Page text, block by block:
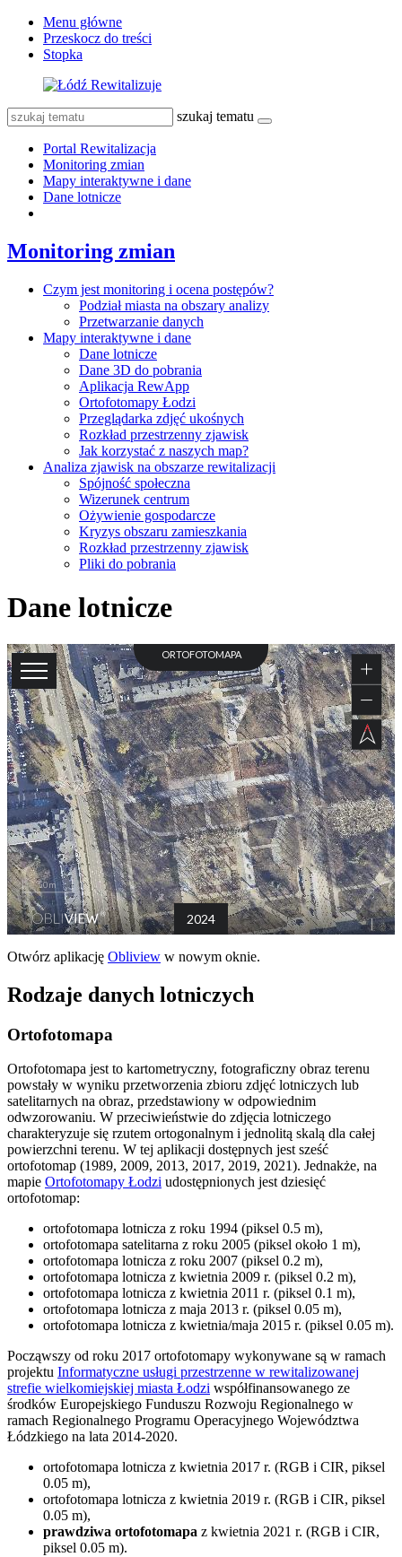
Menu główne
Przeskocz do treści
Stopka
szukaj tematu
Portal Rewitalizacja
Monitoring zmian
Mapy interaktywne i dane
Dane lotnicze
Monitoring zmian
Czym jest monitoring i ocena postępów?
Podział miasta na obszary analizy
Przetwarzanie danych
Mapy interaktywne i dane
Dane lotnicze
Dane 3D do pobrania
Aplikacja RewApp
Ortofotomapy Łodzi
Przeglądarka zdjęć ukośnych
Rozkład przestrzenny zjawisk
Jak korzystać z naszych map?
Analiza zjawisk na obszarze rewitalizacji
Spójność społeczna
Wizerunek centrum
Ożywienie gospodarcze
Kryzys obszaru zamieszkania
Rozkład przestrzenny zjawisk
Pliki do pobrania
Dane lotnicze
Otwórz aplikację Obliview w nowym oknie.
Rodzaje danych lotniczych
Ortofotomapa
Ortofotomapa jest to kartometryczny, fotograficzny obraz terenu
powstały w wyniku przetworzenia zbioru zdjęć lotniczych lub
satelitarnych na obraz, przedstawiony w odpowiednim
odwzorowaniu. W przeciwieństwie do zdjęcia lotniczego
charakteryzuje się rzutem ortogonalnym i jednolitą skalą dla całej
powierzchni terenu. W tej aplikacji dostępnych jest sześć
ortofotomap (1989, 2009, 2013, 2017, 2019, 2021). Jednakże, na
mapie Ortofotomapy Łodzi udostępnionych jest dziesięć
ortofotomap:
ortofotomapa lotnicza z roku 1994 (piksel 0.5 m),
ortofotomapa satelitarna z roku 2005 (piksel około 1 m),
ortofotomapa lotnicza z roku 2007 (piksel 0.2 m),
ortofotomapa lotnicza z kwietnia 2009 r. (piksel 0.2 m),
ortofotomapa lotnicza z kwietnia 2011 r. (piksel 0.1 m),
ortofotomapa lotnicza z maja 2013 r. (piksel 0.05 m),
ortofotomapa lotnicza z kwietnia/maja 2015 r. (piksel 0.05 m).
Począwszy od roku 2017 ortofotomapy wykonywane są w ramach
projektu Informatyczne usługi przestrzenne w rewitalizowanej
strefie wielkomiejskiej miasta Łodzi współfinansowanego ze
środków Europejskiego Funduszu Rozwoju Regionalnego w
ramach Regionalnego Programu Operacyjnego Województwa
Łódzkiego na lata 2014-2020.
ortofotomapa lotnicza z kwietnia 2017 r. (RGB i CIR, piksel
0.05 m),
ortofotomapa lotnicza z kwietnia 2019 r. (RGB i CIR, piksel
0.05 m),
prawdziwa ortofotomapa z kwietnia 2021 r. (RGB i CIR,
piksel 0.05 m).